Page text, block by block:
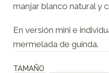
manjar blanco natural y
En versión mini e
mermelada de guinda.
TAMAÑO